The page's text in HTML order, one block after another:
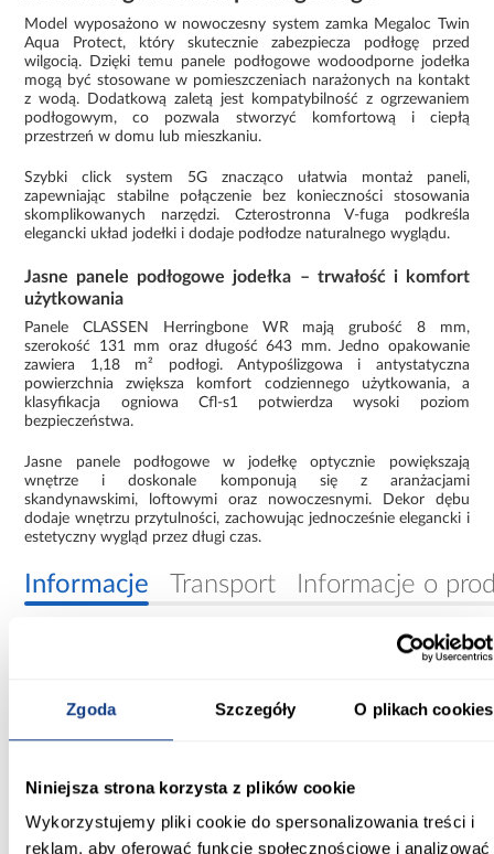
Zgoda Szczegóły O plikach cookies
Niniejsza strona korzysta z plików cookie
Wykorzystujemy pliki cookie do spersonalizowania treści i
reklam, aby oferować funkcje społecznościowe i analizować
Model wyposażono w nowoczesny system zamka Megaloc Twin
Aqua Protect, który skutecznie zabezpiecza podłogę przed
wilgocią. Dzięki temu panele podłogowe wodoodporne jodełka
mogą być stosowane w pomieszczeniach narażonych na kontakt
z wodą. Dodatkową zaletą jest kompatybilność z ogrzewaniem
podłogowym, co pozwala stworzyć komfortową i ciepłą
przestrzeń w domu lub mieszkaniu.
Szybki click system 5G znacząco ułatwia montaż paneli,
zapewniając stabilne połączenie bez konieczności stosowania
skomplikowanych narzędzi. Czterostronna V-fuga podkreśla
elegancki układ jodełki i dodaje podłodze naturalnego wyglądu.
Jasne panele podłogowe jodełka – trwałość i komfort
użytkowania
Panele CLASSEN Herringbone WR mają grubość 8 mm,
szerokość 131 mm oraz długość 643 mm. Jedno opakowanie
zawiera 1,18 m² podłogi. Antypoślizgowa i antystatyczna
powierzchnia zwiększa komfort codziennego użytkowania, a
klasyfikacja ogniowa Cfl-s1 potwierdza wysoki poziom
bezpieczeństwa.
Jasne panele podłogowe w jodełkę optycznie powiększają
wnętrze i doskonale komponują się z aranżacjami
skandynawskimi, loftowymi oraz nowoczesnymi. Dekor dębu
dodaje wnętrzu przytulności, zachowując jednocześnie elegancki i
estetyczny wygląd przez długi czas.
Informacje Transport Informacje o
8